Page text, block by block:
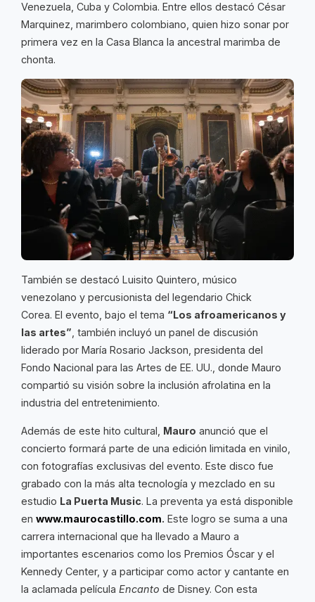
Venezuela, Cuba y Colombia. Entre ellos destacó César
Marquinez, marimbero colombiano, quien hizo sonar por
primera vez en la Casa Blanca la ancestral marimba de
chonta.
También se destacó Luisito Quintero, músico
venezolano y percusionista del legendario Chick
Corea. El evento, bajo el tema “Los afroamericanos y
las artes”, también incluyó un panel de discusión
liderado por María Rosario Jackson, presidenta del
Fondo Nacional para las Artes de EE. UU., donde Mauro
compartió su visión sobre la inclusión afrolatina en la
industria del entretenimiento.
Además de este hito cultural, Mauro anunció que el
concierto formará parte de una edición limitada en vinilo,
con fotografías exclusivas del evento. Este disco fue
grabado con la más alta tecnología y mezclado en su
estudio La Puerta Music. La preventa ya está disponible
en www.maurocastillo.com. Este logro se suma a una
carrera internacional que ha llevado a Mauro a
importantes escenarios como los Premios Óscar y el
Kennedy Center, y a participar como actor y cantante en
la aclamada película Encanto de Disney. Con esta